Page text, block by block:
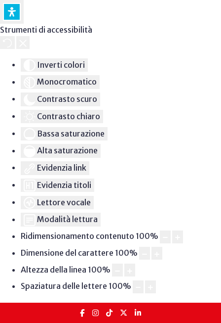
Strumenti di accessibilità
Inverti colori
Monocromatico
Contrasto scuro
Contrasto chiaro
Bassa saturazione
Alta saturazione
Evidenzia link
Evidenzia titoli
Lettore vocale
Modalità lettura
Ridimensionamento contenuto 100%
Dimensione del carattere 100%
Altezza della linea 100%
Spaziatura delle lettere 100%